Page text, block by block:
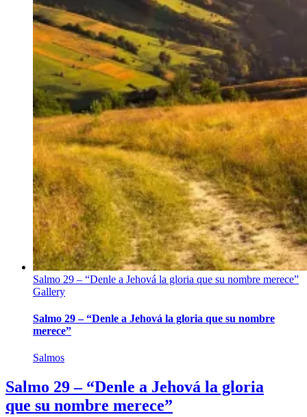
Salmo 29 – “Denle a Jehová la gloria que su nombre merece”
Gallery
Salmo 29 – “Denle a Jehová la gloria que su nombre
merece”
Salmos
Salmo 29 – “Denle a Jehová la gloria
que su nombre merece”